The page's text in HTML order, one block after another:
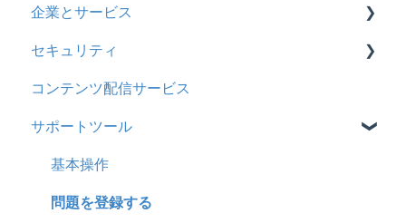
助成金
企業とサービス
用語の定義
企業について
統合ユーザーについて
サービスについて
セキュリティ
シングルサインオン設定
証明書認証
MFA(多要素認証)
コンテンツ配信サービス
サポートツール
基本操作
問題を登録する